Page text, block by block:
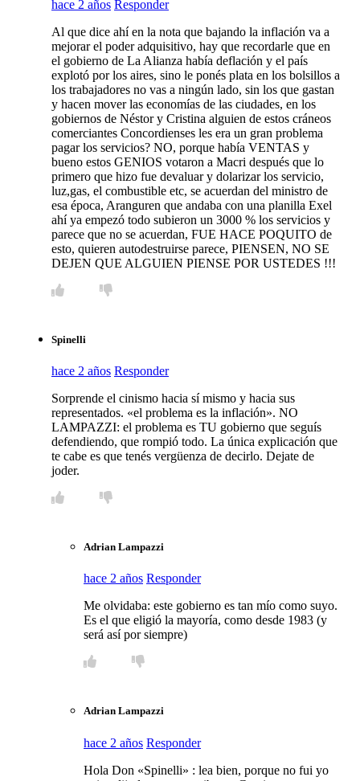
hace 2 años Responder
Al que dice ahí en la nota que bajando la inflación va a
mejorar el poder adquisitivo, hay que recordarle que en
el gobierno de La Alianza había deflación y el país
explotó por los aires, sino le ponés plata en los bolsillos a
los trabajadores no vas a ningún lado, sin los que gastan
y hacen mover las economías de las ciudades, en los
gobiernos de Néstor y Cristina alguien de estos cráneos
comerciantes Concordienses les era un gran problema
pagar los servicios? NO, porque había VENTAS y
bueno estos GENIOS votaron a Macri después que lo
primero que hizo fue devaluar y dolarizar los servicio,
luz,gas, el combustible etc, se acuerdan del ministro de
esa época, Aranguren que andaba con una planilla Exel
ahí ya empezó todo subieron un 3000 % los servicios y
parece que no se acuerdan, FUE HACE POQUITO de
esto, quieren autodestruirse parece, PIENSEN, NO SE
DEJEN QUE ALGUIEN PIENSE POR USTEDES !!!
Spinelli
hace 2 años Responder
Sorprende el cinismo hacia sí mismo y hacia sus
representados. «el problema es la inflación». NO
LAMPAZZI: el problema es TU gobierno que seguís
defendiendo, que rompió todo. La única explicación que
te cabe es que tenés vergüenza de decirlo. Dejate de
joder.
Adrian Lampazzi
hace 2 años Responder
Me olvidaba: este gobierno es tan mío como suyo.
Es el que eligió la mayoría, como desde 1983 (y
será así por siempre)
Adrian Lampazzi
hace 2 años Responder
Hola Don «Spinelli» : lea bien, porque no fui yo